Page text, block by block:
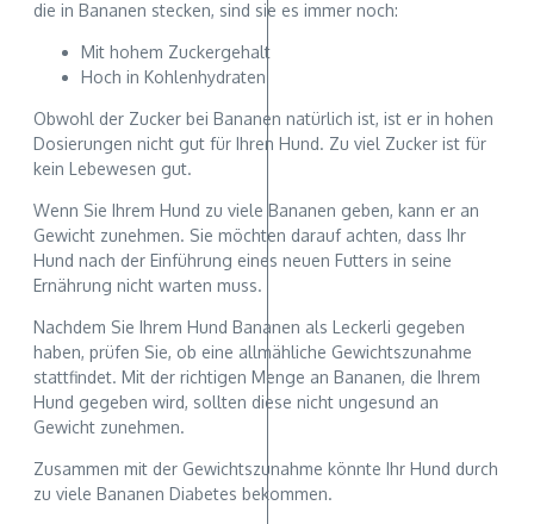
die in Bananen stecken, sind sie es immer noch:
Mit hohem Zuckergehalt
Hoch in Kohlenhydraten
Obwohl der Zucker bei Bananen natürlich ist, ist er in hohen
Dosierungen nicht gut für Ihren Hund. Zu viel Zucker ist für
kein Lebewesen gut.
Wenn Sie Ihrem Hund zu viele Bananen geben, kann er an
Gewicht zunehmen. Sie möchten darauf achten, dass Ihr
Hund nach der Einführung eines neuen Futters in seine
Ernährung nicht warten muss.
Nachdem Sie Ihrem Hund Bananen als Leckerli gegeben
haben, prüfen Sie, ob eine allmähliche Gewichtszunahme
stattfindet. Mit der richtigen Menge an Bananen, die Ihrem
Hund gegeben wird, sollten diese nicht ungesund an
Gewicht zunehmen.
Zusammen mit der Gewichtszunahme könnte Ihr Hund durch
zu viele Bananen Diabetes bekommen.